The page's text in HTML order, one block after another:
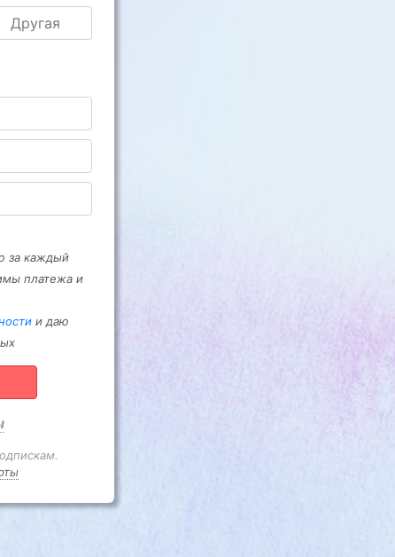
Другая
за каждый
платежа и
и даю